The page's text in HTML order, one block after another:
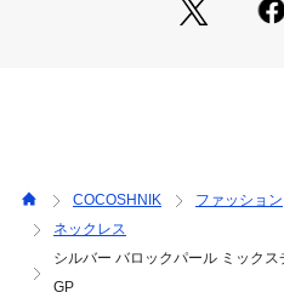
下さい。
お修理内容によっては有償の場
います。
ショップリスト・連絡先はお手
COCOSHNIK ファッション
ネックレス
シルバー バロックパール ミック
GP